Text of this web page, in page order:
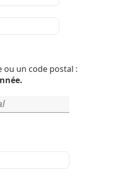
ou un code postal :